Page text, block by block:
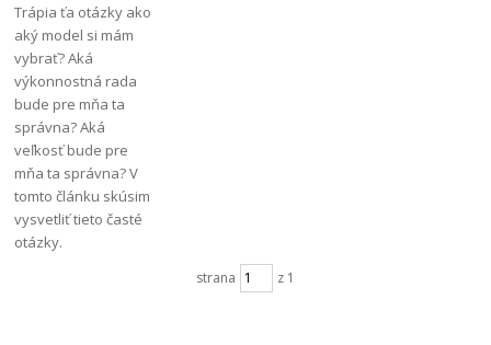
Trápia ťa otázky ako
aký model si mám
vybrať? Aká
výkonnostná rada
bude pre mňa ta
správna? Aká
veľkosť bude pre
mňa ta správna? V
tomto článku skúsim
vysvetliť tieto časté
otázky.
strana z 1